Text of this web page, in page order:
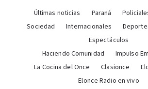
Últimas noticias Paraná
Sociedad
Internacionales
Espectáculos
Haciendo Comunidad
Impulso
La Cocina del Once
Clasionce
Elonce Radio en vivo